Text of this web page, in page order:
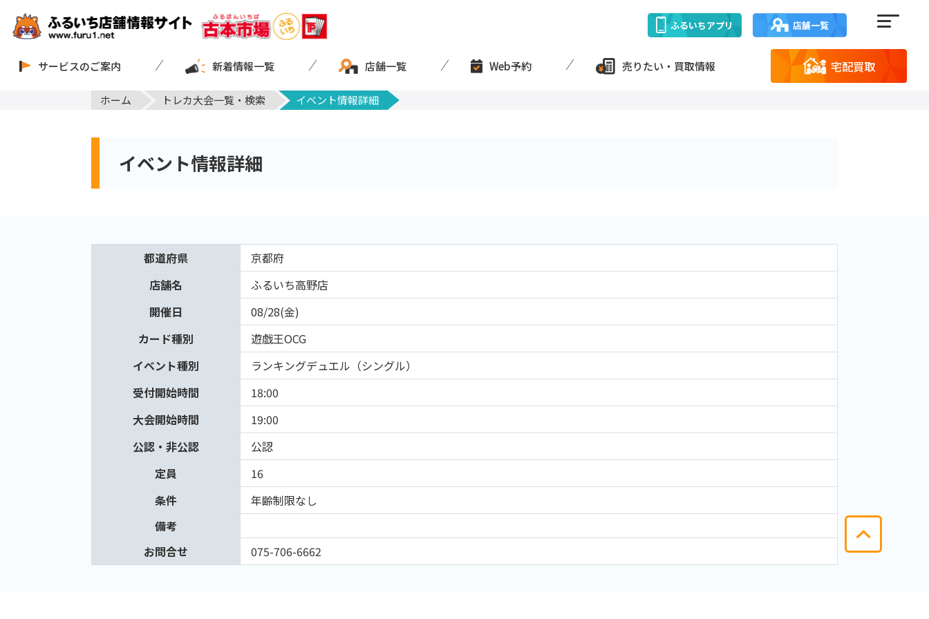
ふるいちアプリ 店舗一覧
サービスのご案内 新着情報一覧 店舗一覧 Web予約 売りたい・買取情報 宅配買取
ホーム トレカ大会一覧・検索 イベント情報詳細
イベント情報詳細
都道府県
京都府
店舗名
ふるいち高野店
開催日
08/28(金)
カード種別
遊戯王OCG
イベント種別
ランキングデュエル（シングル）
受付開始時間
18:00
大会開始時間
19:00
公認・非公認
公認
定員
16
条件
年齢制限なし
備考
お問合せ
075-706-6662